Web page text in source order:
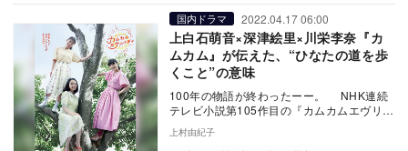
国内ドラマ 2022.04.17 06:00
上白石萌音×深津絵里×川栄李奈『カ
ムカム』が伝えた、“ひなたの道を歩
くこと”の意味
100年の物語が終わったーー。 NHK連続
テレビ小説第105作目の『カムカムエヴリバ
上村由紀子